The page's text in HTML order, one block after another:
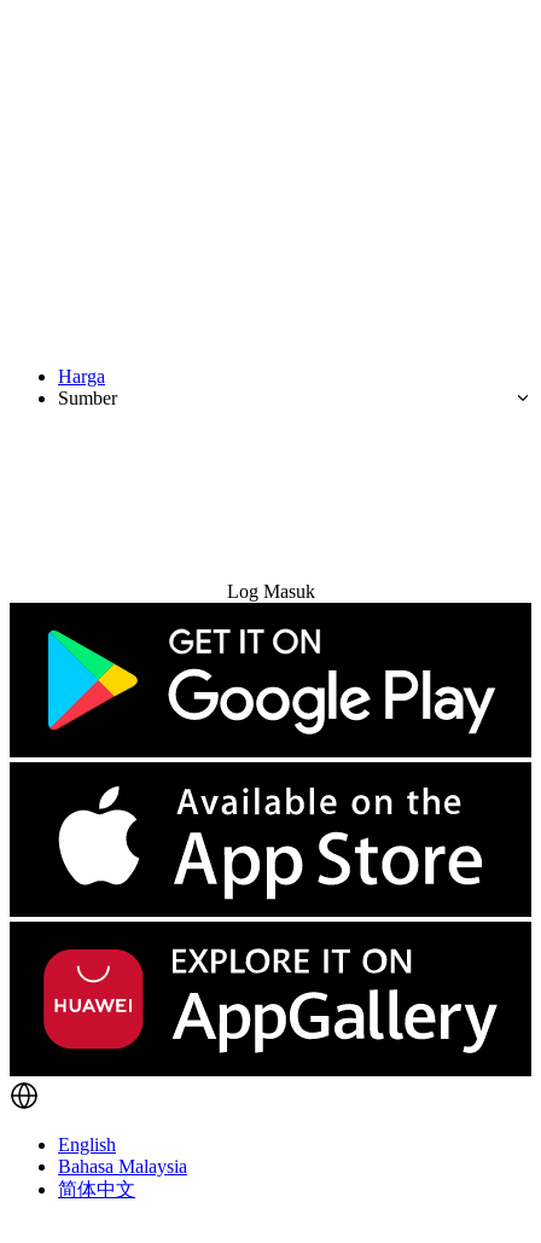
Harga
Sumber
Log Masuk
English
Bahasa Malaysia
简体中文